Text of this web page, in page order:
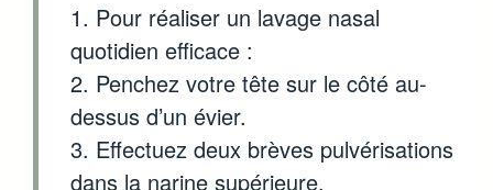
Pour réaliser un lavage nasal
quotidien efficace :
Penchez votre tête sur le côté au-
dessus d’un évier.
Effectuez deux brèves pulvérisations
dans la narine supérieure.